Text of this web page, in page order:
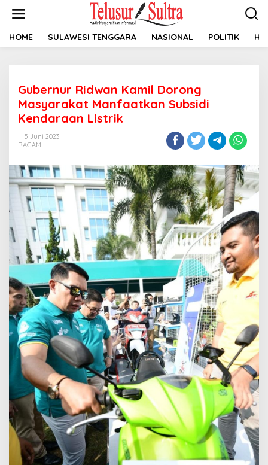
t
HOME SULAWESI TENGGARA NASIONAL POLITIK
Gubernur Ridwan Kamil Dorong
Masyarakat Manfaatkan Subsidi
Kendaraan Listrik
5 Juni 2023
RAGAM